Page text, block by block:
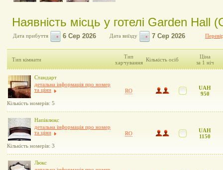
Наявність місць у готелі Garden Hall
Дата прибуття Дата виїзду
Тип кімнати
Тип
харчування Кількість осіб
Ціна
за 1 ніч
Стандарт
детальна інформація про номер
та ціни
Кількість номерів: 5
RO
UAH
950
Напівлюкс
детальна інформація про номер
та ціни
Кількість номерів: 3
RO
UAH
1150
Люкс